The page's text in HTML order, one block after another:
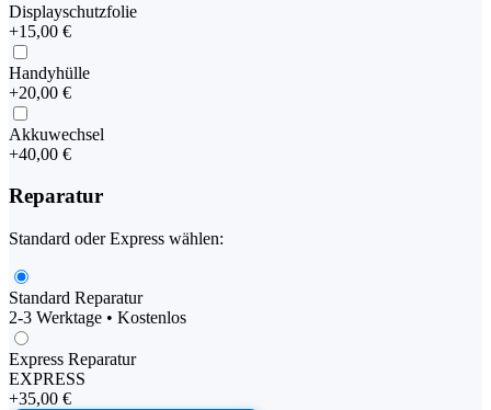
Displayschutzfolie
+15,00 €
Handyhülle
+20,00 €
Akkuwechsel
+40,00 €
Reparatur
Standard oder Express wählen:
Standard Reparatur
2-3 Werktage • Kostenlos
Express Reparatur
EXPRESS
+35,00 €